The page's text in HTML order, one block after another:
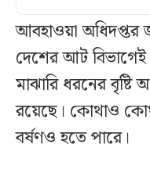
আবহাওয়া অধিদপ্তর
দেশের আট
মাঝারি ধরনের বৃষ্টি
রয়েছে। কোথাও
বর্ষণও হতে পারে।